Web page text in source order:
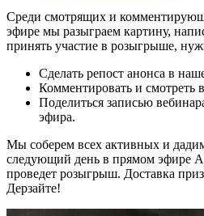
Среди смотрящих и
эфире мы разыграем картину,
принять участие в розыгрыше,
Сделать репост анонса в
Комментировать и смотреть
Поделиться записью
эфира.
Мы соберем всех активных и
следующий день в прямом эфире
проведет розыгрыш. Доставка
Дерзайте!